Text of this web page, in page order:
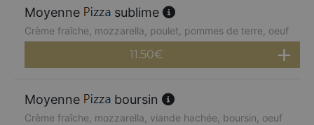
Moyenne sublime
Crème fraîche, mozzarella, poulet, pommes de terre, oeuf
11.50€
Moyenne boursin
Crème fraîche, mozzarella, viande hachée, boursin, oeuf